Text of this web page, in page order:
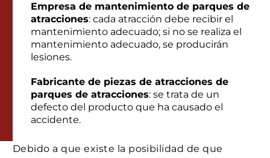
Empresa de mantenimiento de parques de
atracciones: cada atracción debe recibir el
mantenimiento adecuado; si no se realiza el
mantenimiento adecuado, se producirán
lesiones.
Fabricante de piezas de atracciones de
parques de atracciones: se trata de un
defecto del producto que ha causado el
accidente.
Debido a que existe la posibilidad de que